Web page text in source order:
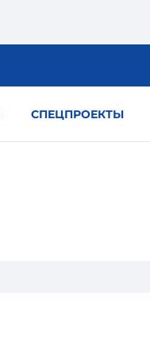
СПЕЦПРОЕКТЫ